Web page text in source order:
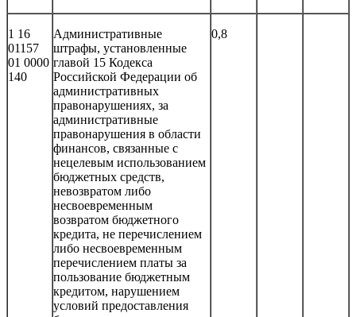
1 16
01157
01 0000
140
Административные
штрафы, установленные
главой 15 Кодекса
Российской Федерации об
административных
правонарушениях, за
административные
правонарушения в области
финансов, связанные с
нецелевым использованием
бюджетных средств,
невозвратом либо
несвоевременным
возвратом бюджетного
кредита, не перечислением
либо несвоевременным
перечислением платы за
пользование бюджетным
кредитом, нарушением
условий предоставления
0,8